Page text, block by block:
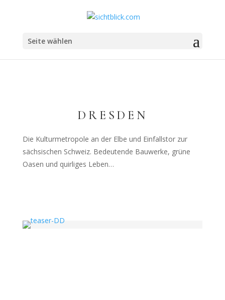
Seite wählen
DRESDEN
Die Kulturmetropole an der Elbe und Einfallstor zur
sächsischen Schweiz. Bedeutende Bauwerke, grüne
Oasen und quirliges Leben…